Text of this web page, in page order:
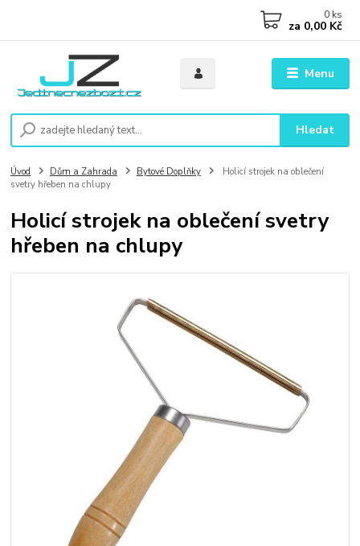
Menu
Hledat
0 ks
za 0,00 Kč
Úvod Dům a Zahrada Bytové Doplňky
Holicí strojek na oblečení
svetry hřeben na chlupy
Holicí strojek na oblečení svetry
hřeben na chlupy